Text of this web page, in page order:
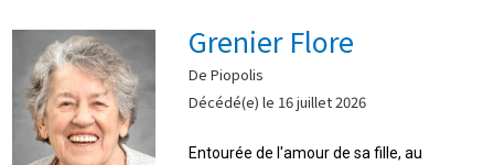
Grenier Flore
De Piopolis
Décédé(e) le 16 juillet 2026
Entourée de l'amour de sa fille, au